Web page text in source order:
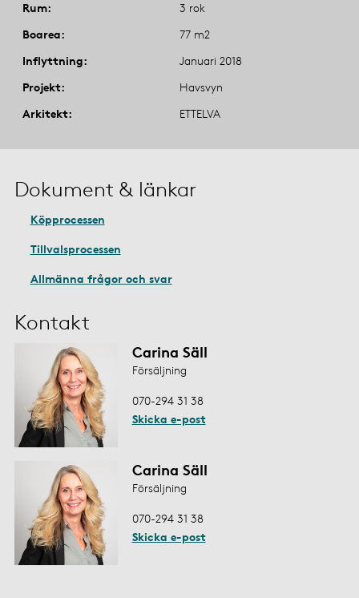
Rum
3 rok
Boarea
77 m2
Inflyttning
Januari 2018
Projekt
Havsvyn
Arkitekt
ETTELVA
Dokument & länkar
Köpprocessen
Tillvalsprocessen
Allmänna frågor och svar
Kontakt
Carina Säll
Försäljning
070-294 31 38
Skicka e-post
Carina Säll
Försäljning
070-294 31 38
Skicka e-post